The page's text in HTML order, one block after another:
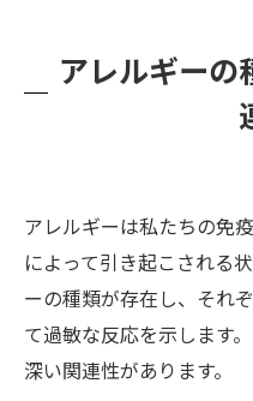
アレルギーの
アレルギーは私たちの免
によって引き起こされる
ーの種類が存在し、それ
て過敏な反応を示します
深い関連性があります。